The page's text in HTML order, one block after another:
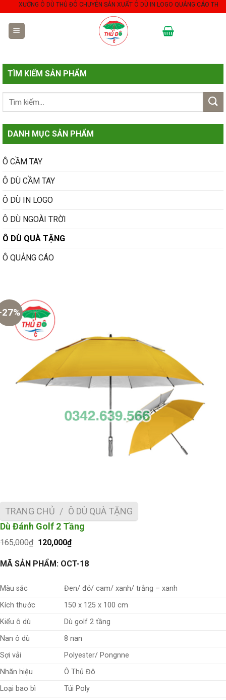
content
XƯỞNG Ô DÙ THỦ ĐÔ CHUYÊN SẢN XUẤT Ô DÙ IN LOGO QUẢNG CÁO THEO YÊU
TÌM KIẾM SẢN PHẨM
DANH MỤC SẢN PHẨM
Ô CẦM TAY
Ô DÙ CẦM TAY
Ô DÙ IN LOGO
Ô DÙ NGOÀI TRỜI
Ô DÙ QUÀ TẶNG
Ô QUẢNG CÁO
TRANG CHỦ / Ô DÙ QUÀ TẶNG
Dù Đánh Golf 2 Tầng
165,000₫ Giá
là:
165,000₫.
120,000₫Giá
tại
là:
MÃ SẢN PHẨM: OCT-18
Màu sắc
Đen/ đỏ/ cam/ xanh/ trắng – xanh
Kích thước
150 x 125 x 100 cm
Kiểu ô dù
Dù golf 2 tầng
Nan ô dù
8 nan
Sợi vải
Polyester/ Pongnne
Nhãn hiệu
Ô Thủ Đô
Loại bao bì
Túi Poly